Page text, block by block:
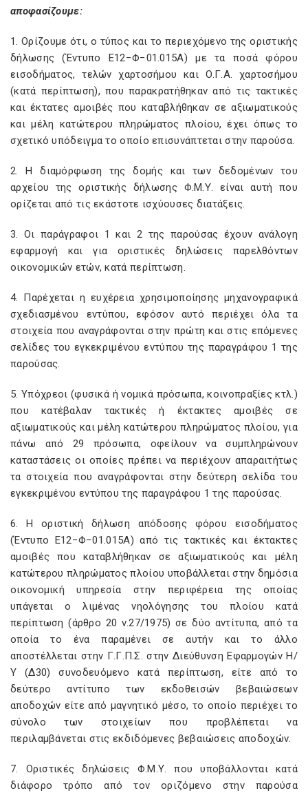
αποφασίζουμε:
1. Ορίζουμε ότι, ο τύπος και το περιεχόμενο της οριστικής
δήλωσης (Έντυπο Ε12−Φ−01.015Α) με τα ποσά φόρου
εισοδήματος, τελών χαρτοσήμου και Ο.Γ.Α. χαρτοσήμου
(κατά περίπτωση), που παρακρατήθηκαν από τις τακτικές
και έκτατες αμοιβές που καταβλήθηκαν σε αξιωματικούς
και μέλη κατώτερου πληρώματος πλοίου, έχει όπως το
σχετικό υπόδειγμα το οποίο επισυνάπτεται στην παρούσα.
2. Η διαμόρφωση της δομής και των δεδομένων του
αρχείου της οριστικής δήλωσης Φ.Μ.Υ. είναι αυτή που
ορίζεται από τις εκάστοτε ισχύουσες διατάξεις.
3. Οι παράγραφοι 1 και 2 της παρούσας έχουν ανάλογη
εφαρμογή και για οριστικές δηλώσεις παρελθόντων
οικονομικών ετών, κατά περίπτωση.
4. Παρέχεται η ευχέρεια χρησιμοποίησης μηχανογραφικά
σχεδιασμένου εντύπου, εφόσον αυτό περιέχει όλα τα
στοιχεία που αναγράφονται στην πρώτη και στις επόμενες
σελίδες του εγκεκριμένου εντύπου της παραγράφου 1 της
παρούσας.
5. Υπόχρεοι (φυσικά ή νομικά πρόσωπα, κοινοπραξίες κτλ.)
που κατέβαλαν τακτικές ή έκτακτες αμοιβές σε
αξιωματικούς και μέλη κατώτερου πληρώματος πλοίου, για
πάνω από 29 πρόσωπα, οφείλουν να συμπληρώνουν
καταστάσεις οι οποίες πρέπει να περιέχουν απαραιτήτως
τα στοιχεία που αναγράφονται στην δεύτερη σελίδα του
εγκεκριμένου εντύπου της παραγράφου 1 της παρούσας.
6. Η οριστική δήλωση απόδοσης φόρου εισοδήματος
(Έντυπο Ε12−Φ−01.015Α) από τις τακτικές και έκτακτες
αμοιβές που καταβλήθηκαν σε αξιωματικούς και μέλη
κατώτερου πληρώματος πλοίου υποβάλλεται στην δημόσια
οικονομική υπηρεσία στην περιφέρεια της οποίας
υπάγεται ο λιμένας νηολόγησης του πλοίου κατά
περίπτωση (άρθρο 20 ν.27/1975) σε δύο αντίτυπα, από τα
οποία το ένα παραμένει σε αυτήν και το άλλο
αποστέλλεται στην Γ.Γ.Π.Σ. στην Διεύθυνση Εφαρμογών Η/
Υ (Δ30) συνοδευόμενο κατά περίπτωση, είτε από το
δεύτερο αντίτυπο των εκδοθεισών βεβαιώσεων
αποδοχών είτε από μαγνητικό μέσο, το οποίο περιέχει το
σύνολο των στοιχείων που προβλέπεται να
περιλαμβάνεται στις εκδιδόμενες βεβαιώσεις αποδοχών.
7. Οριστικές δηλώσεις Φ.Μ.Υ. που υποβάλλονται κατά
διάφορο τρόπο από τον οριζόμενο στην παρούσα